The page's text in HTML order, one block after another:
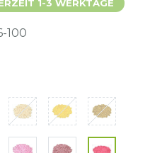
1-3 WERKTAGE
100